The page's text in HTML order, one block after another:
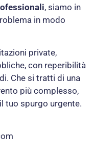
, siamo in
in modo
private,
con reperibilità
Che si tratti di una
più complesso,
tuo spurgo urgente.